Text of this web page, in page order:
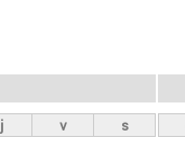
j v s